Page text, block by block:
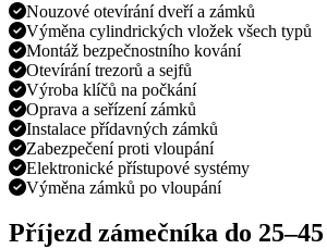
Nouzové otevírání dveří a zámků
Výměna cylindrických vložek všech typů
Montáž bezpečnostního kování
Otevírání trezorů a sejfů
Výroba klíčů na počkání
Oprava a seřízení zámků
Instalace přídavných zámků
Zabezpečení proti vloupání
Elektronické přístupové systémy
Výměna zámků po vloupání
Příjezd zámečníka do